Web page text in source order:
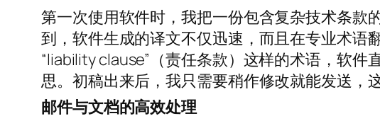
第一次使用软件时，我把一份包含复杂技术条款
到，软件生成的译文不仅迅速，而且在专业术语
“liability clause”（责任条款）这样的术语，软
思。初稿出来后，我只需要稍作修改就能发送，
邮件与文档的高效处理